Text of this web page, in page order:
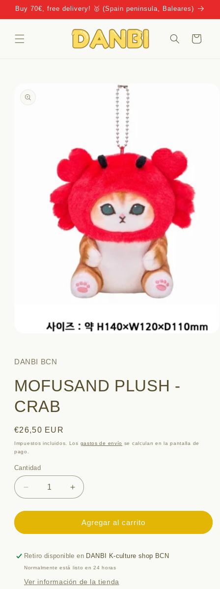
directamente
al contenido
Buy 70€, free delivery! 🥇 (Spain peninsula, Baleares)
Carrito
información
1
en
ventana
modal
DANBI BCN
MOFUSAND PLUSH -
CRAB
Precio
habitual
€26,50 EUR
Impuestos incluidos. Los gastos de envío se calculan en la pantalla de
pago.
Cantidad
Cantidad
Reducir
cantidad
para
PLUSH
CRAB
Aumentar
cantidad
para
MOFUSAND
PLUSH
CRAB
Agregar al carrito
Retiro disponible en DANBI K-culture shop BCN
Normalmente está listo en 24 horas
Ver información de la tienda